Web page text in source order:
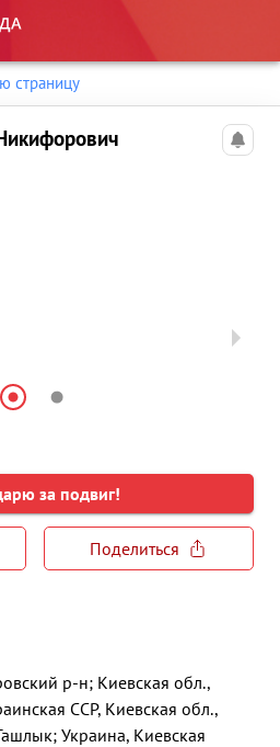
страницу
за подвиг!
Поделиться
р-н; Киевская обл.,
ССР, Киевская обл.,
Украина, Киевская